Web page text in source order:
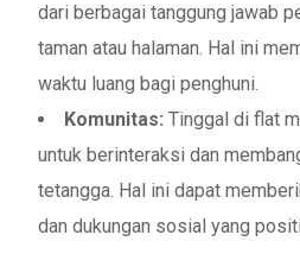
dari berbagai tanggung jawab
taman atau halaman. Hal ini
waktu luang bagi penghuni.
Komunitas: Tinggal di flat
untuk berinteraksi dan
tetangga. Hal ini dapat
dan dukungan sosial yang